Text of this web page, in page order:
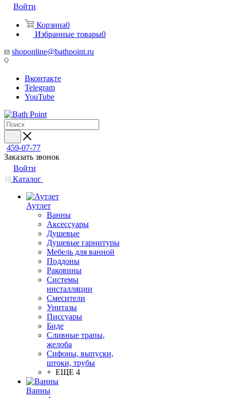
Войти
Корзина0
Избранные товары0
shoponline@bathpoint.ru
Вконтакте
Telegram
YouTube
459-07-77
Заказать звонок
Войти
Каталог
Аутлет
Ванны
Аксессуары
Душевые
Душевые гарнитуры
Мебель для ванной
Поддоны
Раковины
Системы
инсталляции
Смесители
Унитазы
Писсуары
Биде
Сливные трапы,
желоба
Сифоны, выпуски,
штоки, трубы
+ ЕЩЕ 4
Ванны